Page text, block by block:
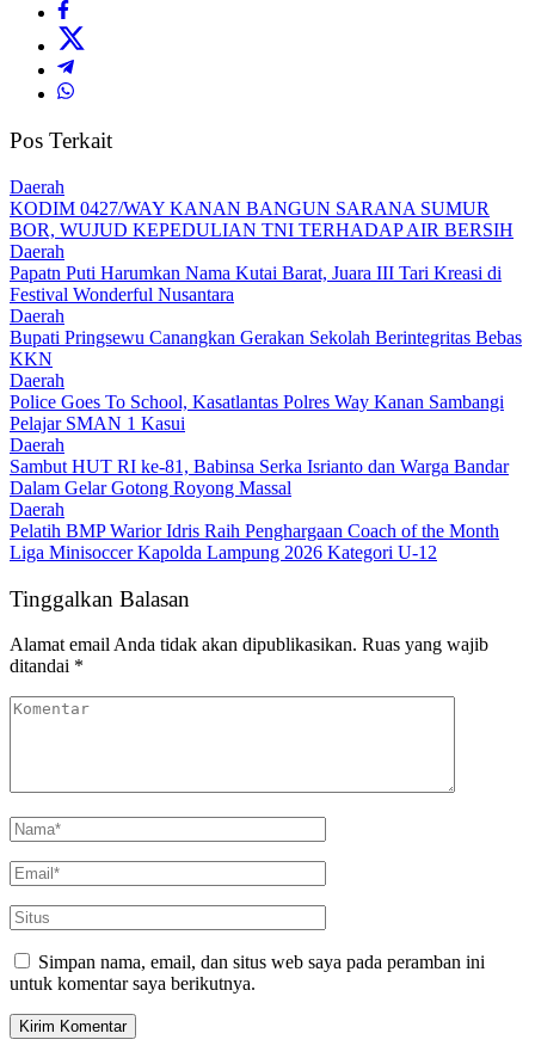
Pos Terkait
Daerah
KODIM 0427/WAY KANAN BANGUN SARANA SUMUR
BOR, WUJUD KEPEDULIAN TNI TERHADAP AIR BERSIH
Daerah
Papatn Puti Harumkan Nama Kutai Barat, Juara III Tari Kreasi di
Festival Wonderful Nusantara
Daerah
Bupati Pringsewu Canangkan Gerakan Sekolah Berintegritas Bebas
KKN
Daerah
Police Goes To School, Kasatlantas Polres Way Kanan Sambangi
Pelajar SMAN 1 Kasui
Daerah
Sambut HUT RI ke-81, Babinsa Serka Isrianto dan Warga Bandar
Dalam Gelar Gotong Royong Massal
Daerah
Pelatih BMP Warior Idris Raih Penghargaan Coach of the Month
Liga Minisoccer Kapolda Lampung 2026 Kategori U-12
Tinggalkan Balasan
Alamat email Anda tidak akan dipublikasikan. Ruas yang wajib
ditandai *
Simpan nama, email, dan situs web saya pada peramban ini
untuk komentar saya berikutnya.